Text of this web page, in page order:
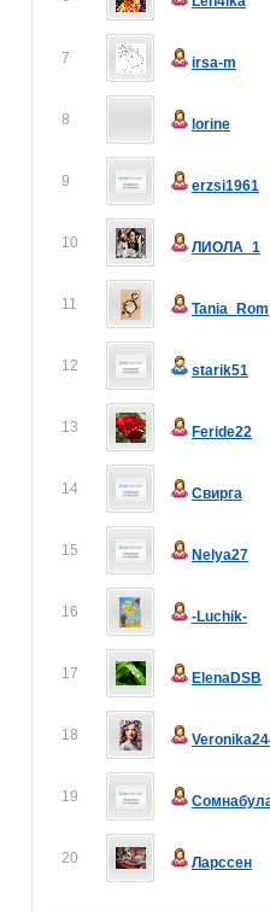
7 irsa-m
8 lorine
9 erzsi1961
10 ЛИОЛА_1
11 Tania_Rom
12 starik51
13 Feride22
14 Свирга
15 Nelya27
16 -Luchik-
17 ElenaDSB
18
19
20 Ларссен